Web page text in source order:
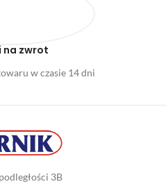
na zwrot
w czasie 14 dni
3B